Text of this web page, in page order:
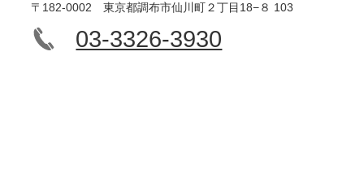
〒182-0002 東京都調布市仙川町２丁目18−８ 103
03-3326-3930